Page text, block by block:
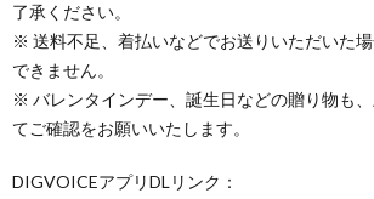
了承ください。
※ 送料不足、着払いなどでお送りいただいた
できません。
※ バレンタインデー、誕生日などの贈り物も
てご確認をお願いいたします。
DIGVOICEアプリDLリンク：